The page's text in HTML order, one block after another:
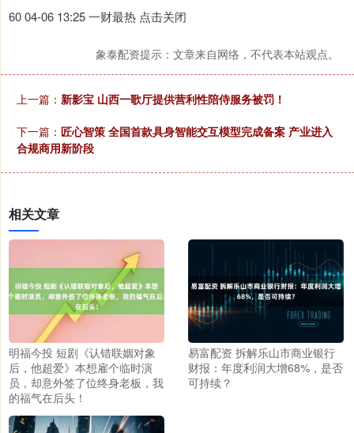
60 04-06 13:25 一财最热 点击关闭
象泰配资提示：文章来自网络，不代表本站观点。
上一篇： 新影宝 山西一歌厅提供营利性陪侍服务被罚！
下一篇： 匠心智策 全国首款具身智能交互模型完成备案 产业进入
合规商用新阶段
相关文章
明福今投 短剧《认错联姻对象
后，他超爱》本想雇个临时演
员，却意外签了位终身老板，我
的福气在后头！
易富配资 拆解乐山市商业银行
财报：年度利润大增68%，是否
可持续？